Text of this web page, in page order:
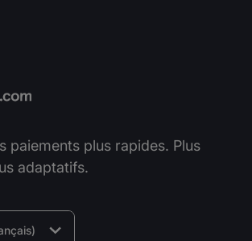
paiements plus rapides. Plus
adaptatifs.